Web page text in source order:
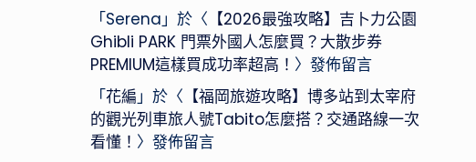
「Serena」於〈 【2026最強攻略】吉卜力公園
Ghibli PARK 門票外國人怎麼買？大散步券
PREMIUM這樣買成功率超高！ 〉發佈留言
「花編」於〈 【福岡旅遊攻略】博多站到太宰府
的觀光列車旅人號Tabito怎麼搭？交通路線一次
看懂！ 〉發佈留言